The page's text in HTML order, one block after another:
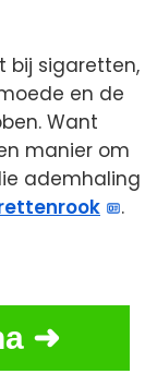
bij sigaretten,
en de
Want
manier om
ademhaling
.
➜